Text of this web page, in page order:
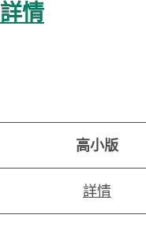
詳情
高小版
詳情